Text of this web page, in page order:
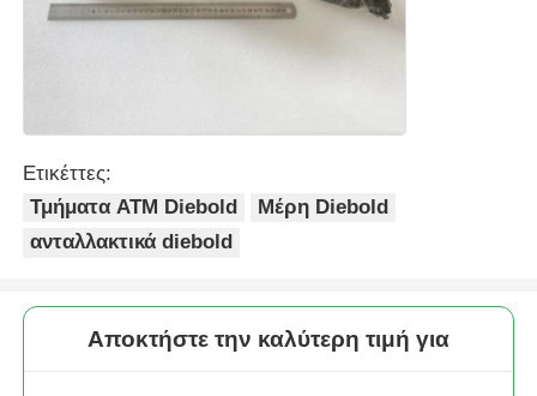
Ετικέττες:
Τμήματα ATM Diebold
Μέρη Diebold
ανταλλακτικά diebold
Αποκτήστε την καλύτερη τιμή για